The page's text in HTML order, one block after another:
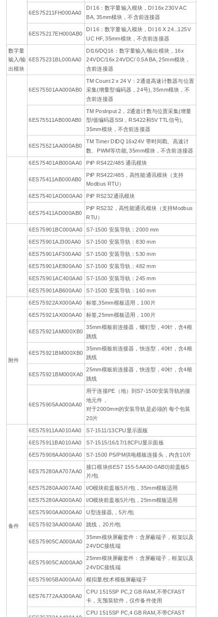
6ES75211FH000AA0
DI 16：数字量输入模块，DI 16x 230V AC
BA, 35mm模块，不含前连接器
6ES75217EH000AB0
DI 16：数字量输入模块，DI 16 X 24...125V
UC HF, 35mm模块，不含前连接器
数字量
输入/输
出模块
6ES75231BL000AA0
DI16/DQ16：数字量输入/输出模块，16x
24VDC/16x 24VDC/ 0.5A BA, 25mm模块，
含前连接器
6ES75501AA000AB0
TM Count 2 x 24 V：2通道高速计数器与位置
采集(增量型编码器，24号), 35mm模块，不
含前连接器
6ES75511AB000AB0
TM PosInput 2，2通道计数与位置采集(增量
型/值编码器SSI，RS422和5V TTL信号),
35mm模块，不含前连接器
6ES75521AA000AB0
TM Timer DIDQ 16x24V 带时间戳、高速计
数、PWM等功能, 35mm模块，不含前连接器
6ES75401AB000AA0
PtP RS422/485 通讯模块
6ES75411AB000AB0
PtP RS422/485，高性能通讯模块（支持
Modbus RTU）
6ES75401AD000AA0
PtP RS232通讯模块
6ES75411AD000AB0
PtP RS232，高性能通讯模块（支持Modbus
RTU）
6ES75901BC000AA0
S7-1500 安装导轨：2000 mm
6ES75901AJ300AA0
S7-1500 安装导轨：830 mm
6ES75901AF300AA0
S7-1500 安装导轨：530 mm
6ES75901AE800AA0
S7-1500 安装导轨：482 mm
6ES75901AC400AA0
S7-1500 安装导轨：245 mm
6ES75901AB600AA0 S7-1500 安装导轨：160 mm
附件
6ES75922AX000AA0
标签,35mm模板适用，100片
6ES75921AX000AA0
标签,25mm模板适用，100片
6ES75921AM000XB0
35mm模板前连接器，螺钉型，40针，含4根
跳线
6ES75921BM000XB0
35mm模板前连接器，快连型，40针，含4根
跳线
6ES75921BM000XA0
25mm模板前连接器，快连型，40针，含4根
跳线
6ES75905AA000AA0
用于连接PE（地）到S7-1500安装导轨的接
地元件，
对于2000mm的安装导轨是必须的 每个包装
20片
备件
6ES75911AA010AA0 S7-1511/13CPU显示面板
6ES75911BA010AA0
S7-1515/16/17/18CPU显示面板
6ES75908AA000AA0
S7-1500 PS/PM供电模板连接头，内含10片
6ES75280AA707AA0
接口模块(6ES7 155-5AA00-0AB0)前盖板5
片/包
6ES75280AA007AA0
I/O模块前盖板5片/包，35mm模板适用
6ES75280AA000AA0
I/O模块前盖板5片/包，25mm模板适用
6ES75900AA000AA0
U型连接器,，5片/包
6ES75923AA000AA0
跳线，20片/包
6ES75905CA000AA0
35mm模块屏蔽套件：含屏蔽端子，框架以及
24VDC接线端
6ES75905CA000AA0
25mm模块屏蔽套件：含屏蔽端子，框架以及
24VDC接线端
6ES75905BA000AA0
模拟量/技术模板屏蔽端子
6ES76772AA300AA0
CPU 1515SP PC,2 GB RAM,不带CFAST
卡，无预装软件，仅作备件使用
CPU 1515SP PC,4 GB RAM,不带CFAST